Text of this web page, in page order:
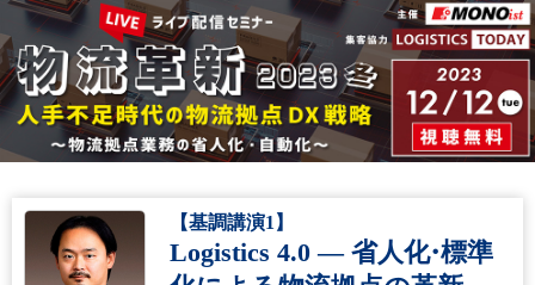
【基調講演1】
Logistics 4.0 ― 省人化・標準